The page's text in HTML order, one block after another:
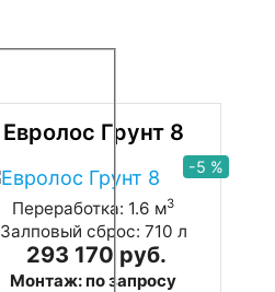
Евролос Грунт 8
-5 %
Переработка: 1.6 м3
Залповый сброс: 710 л
293 170 руб.
Монтаж: по запросу